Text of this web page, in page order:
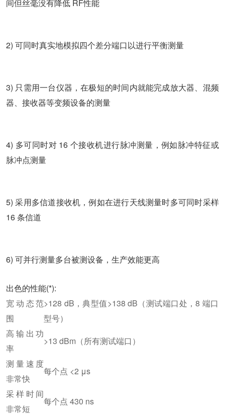
间但丝毫没有降低 RF性能
2) 可同时真实地模拟四个差分端口以进行平衡测量
3) 只需用一台仪器，在极短的时间内就能完成放大器、混频
器、接收器等变频设备的测量
4) 多可同时对 16 个接收机进行脉冲测量，例如脉冲特征或
脉冲点测量
5) 采用多信道接收机，例如在进行天线测量时多可同时采样
16 条信道
6) 可并行测量多台被测设备，生产效能更高
出色的性能(*):
宽动态范
围
>128 dB，典型值>138 dB（测试端口处，8 端口
型号）
高输出功
率
>13 dBm（所有测试端口）
测量速度
非常快
每个点 <2 μs
采样时间
非常短
每个点 430 ns